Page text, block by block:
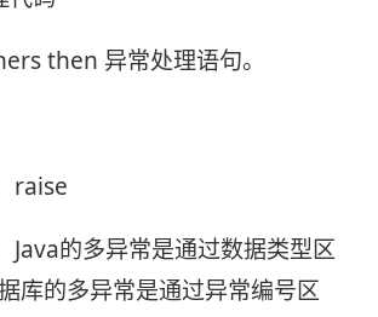
then 异常处理语句。
raise
Java的多异常是通过数据类型区
库的多异常是通过异常编号区